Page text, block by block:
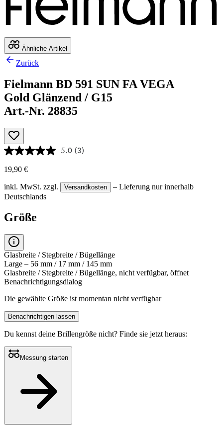
Ähnliche Artikel
Zurück
Fielmann BD 591 SUN FA VEGA
Gold Glänzend / G15
Art.-Nr. 28835
5.0 (3)
19,90 €
inkl. MwSt. zzgl. Versandkosten
– Lieferung nur innerhalb
Deutschlands
Größe
Glasbreite / Stegbreite / Bügellänge
Large – 56 mm / 17 mm / 145 mm
Glasbreite / Stegbreite / Bügellänge, nicht verfügbar, öffnet
Benachrichtigungsdialog
Die gewählte Größe ist momentan nicht verfügbar
Benachrichtigen lassen
Du kennst deine Brillengröße nicht? Finde sie jetzt heraus:
Messung starten